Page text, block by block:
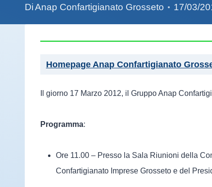
DiAnap Confartigianato Grosseto 17/03/
Homepage Anap Confartigianato
Il giorno 17 Marzo 2012, il Gruppo Anap
Programma:
Ore 11.00 – Presso la Sala Riunioni della
Confartigianato Imprese Grosseto e del